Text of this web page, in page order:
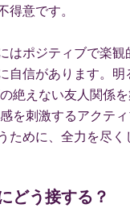
意です。
はポジティブで楽観
自信があります。明
絶えない友人関係
を刺激するアクテ
ために、全力を尽く
どう接する？